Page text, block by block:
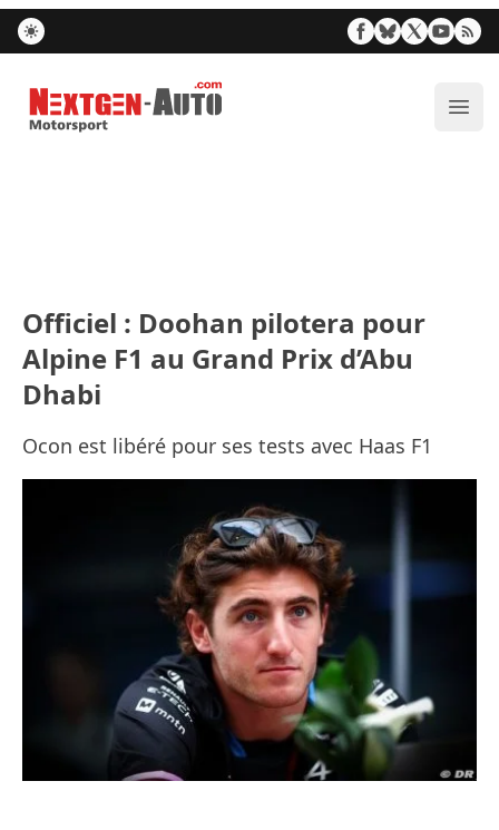
Nextgen-Auto.com
Officiel : Doohan pilotera pour
Alpine F1 au Grand Prix d’Abu
Dhabi
Ocon est libéré pour ses tests avec Haas F1